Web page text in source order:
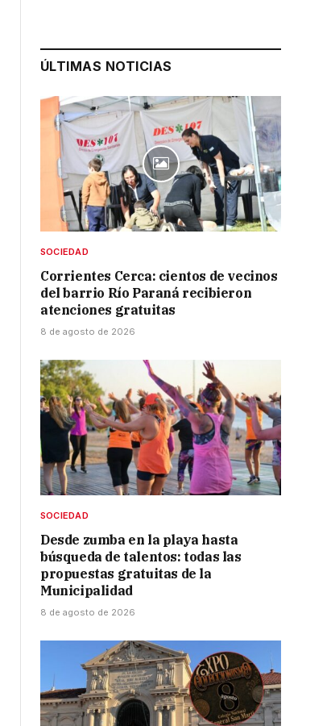
ÚLTIMAS NOTICIAS
SOCIEDAD
Corrientes Cerca: cientos de vecinos
del barrio Río Paraná recibieron
atenciones gratuitas
8 de agosto de 2026
SOCIEDAD
Desde zumba en la playa hasta
búsqueda de talentos: todas las
propuestas gratuitas de la
Municipalidad
8 de agosto de 2026